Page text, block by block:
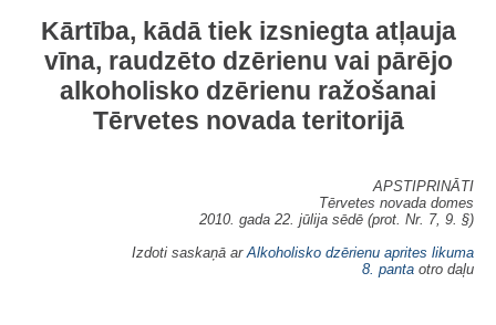
Kārtība, kādā tiek izsniegta atļauja
vīna, raudzēto dzērienu vai pārējo
alkoholisko dzērienu ražošanai
Tērvetes novada teritorijā
APSTIPRINĀTI
Tērvetes novada domes
2010. gada 22. jūlija sēdē (prot. Nr. 7, 9. §)
Izdoti saskaņā ar Alkoholisko dzērienu aprites likuma
8. panta otro daļu